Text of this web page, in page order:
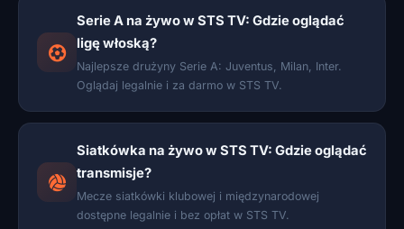
Serie A na żywo w STS TV: Gdzie oglądać
ligę włoską?
Najlepsze drużyny Serie A: Juventus, Milan, Inter.
Oglądaj legalnie i za darmo w STS TV.
Siatkówka na żywo w STS TV: Gdzie oglądać
transmisje?
Mecze siatkówki klubowej i międzynarodowej
dostępne legalnie i bez opłat w STS TV.